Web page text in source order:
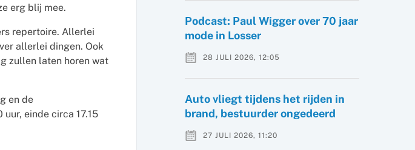
erg blij mee.
repertoire. Allerlei
allerlei dingen. Ook
zullen laten horen wat
en de
einde circa 17.15
Podcast: Paul Wigger over 70 jaar
mode in Losser
28 JULI 2026, 12:05
Auto vliegt tijdens het rijden in
brand, bestuurder ongedeerd
27 JULI 2026, 11:20